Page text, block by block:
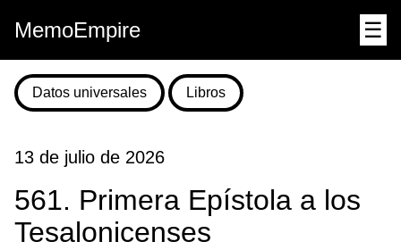
MemoEmpire ☰
Datos universales Libros
13 de julio de 2026
561. Primera Epístola a los
Tesalonicenses